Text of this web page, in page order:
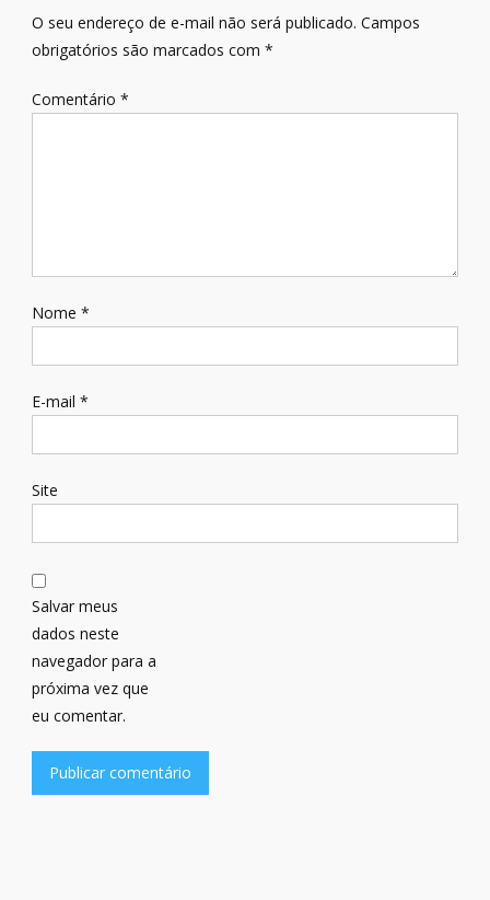
O seu endereço de e-mail não será publicado. Campos
obrigatórios são marcados com *
Comentário *
Nome *
E-mail *
Site
Salvar meus
dados neste
navegador para a
próxima vez que
eu comentar.